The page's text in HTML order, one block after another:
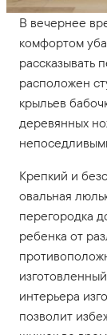
В вечернее
комфортом
рассказывать
расположен
крыльев
деревянных
Крепкий и
овальная
перегородка
ребенка от
интерьера
позволит